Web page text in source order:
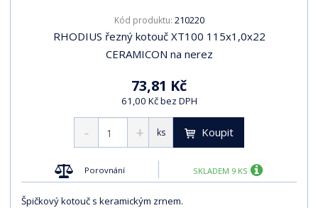
Kód produktu: 210220
RHODIUS řezný kotouč XT100 115x1,0x22
CERAMICON na nerez
73,81 Kč
61,00 Kč bez DPH
ks Koupit
Porovnání SKLADEM 9 KS
Špičkový kotouč s keramickým zrnem.